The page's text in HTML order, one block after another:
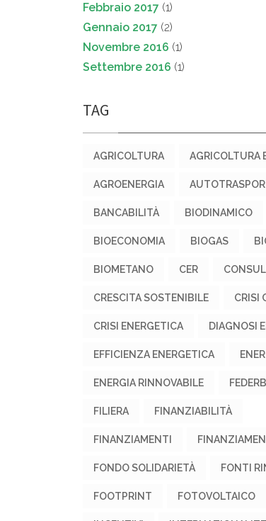
Febbraio 2017 (1)
Gennaio 2017 (2)
Novembre 2016 (1)
Settembre 2016 (1)
TAG
AGRICOLTURA AGRICOLTURA
AGROENERGIA
BANCABILITÀ BIODINAMICO
BIOECONOMIA BIOGAS
BIOMETANO CER
CRESCITA SOSTENIBILE CRISI
CRISI ENERGETICA DIAGNOSI
EFFICIENZA ENERGETICA
ENERGIA RINNOVABILE
FILIERA FINANZIABILITÀ
FINANZIAMENTI
FONDO SOLIDARIETÀ FONTI
FOOTPRINT FOTOVOLTAICO